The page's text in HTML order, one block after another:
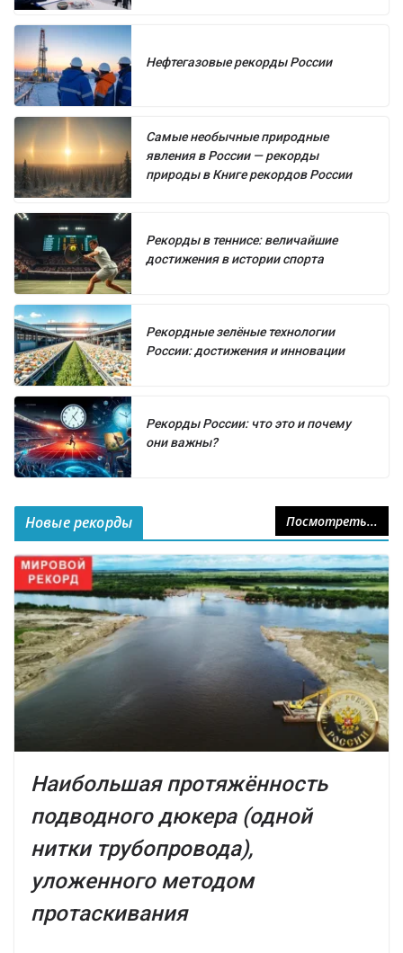
Нефтегазовые рекорды России
Самые необычные природные
явления в России — рекорды
природы в Книге рекордов России
Рекорды в теннисе: величайшие
достижения в истории спорта
Рекордные зелёные технологии
России: достижения и инновации
Рекорды России: что это и почему
они важны?
Новые рекорды Посмотреть...
Наибольшая протяжённость
подводного дюкера (одной
нитки трубопровода),
уложенного методом
протаскивания